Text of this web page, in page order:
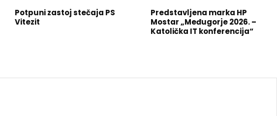
Potpuni zastoj stečaja PS
Vitezit
Predstavljena marka HP
Mostar „Međugorje 2026. –
Katolička IT konferencija“